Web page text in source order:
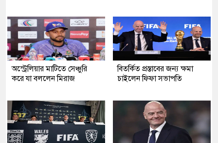
অস্ট্রেলিয়ার মাটিতে সেঞ্চুরি
করে যা বললেন মিরাজ
বিতর্কিত প্রস্তাবের জন্য ক্ষমা
চাইলেন ফিফা সভাপতি